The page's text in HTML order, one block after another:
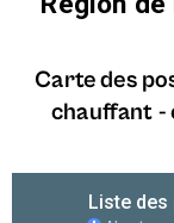
Carte des
chauffant -